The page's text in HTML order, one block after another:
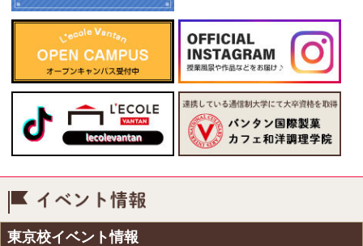
東京校イベント情報